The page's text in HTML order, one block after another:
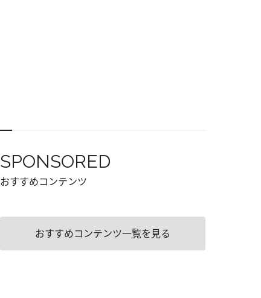
SPONSORED
おすすめコンテンツ
おすすめコンテンツ一覧を見る